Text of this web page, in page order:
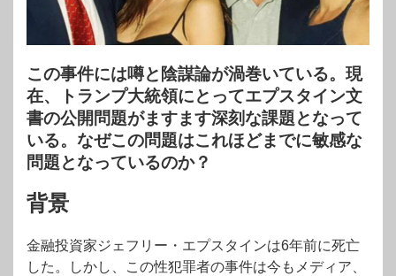
この事件には噂と陰謀論が渦巻いている。現
在、トランプ大統領にとってエプスタイン文
書の公開問題がますます深刻な課題となって
いる。なぜこの問題はこれほどまでに敏感な
問題となっているのか？
背景
金融投資家ジェフリー・エプスタインは6年前に死亡
した。しかし、この性犯罪者の事件は今もメディア、